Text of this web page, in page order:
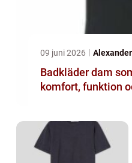
09 juni 2026
Badkläder dam
komfort, funktion